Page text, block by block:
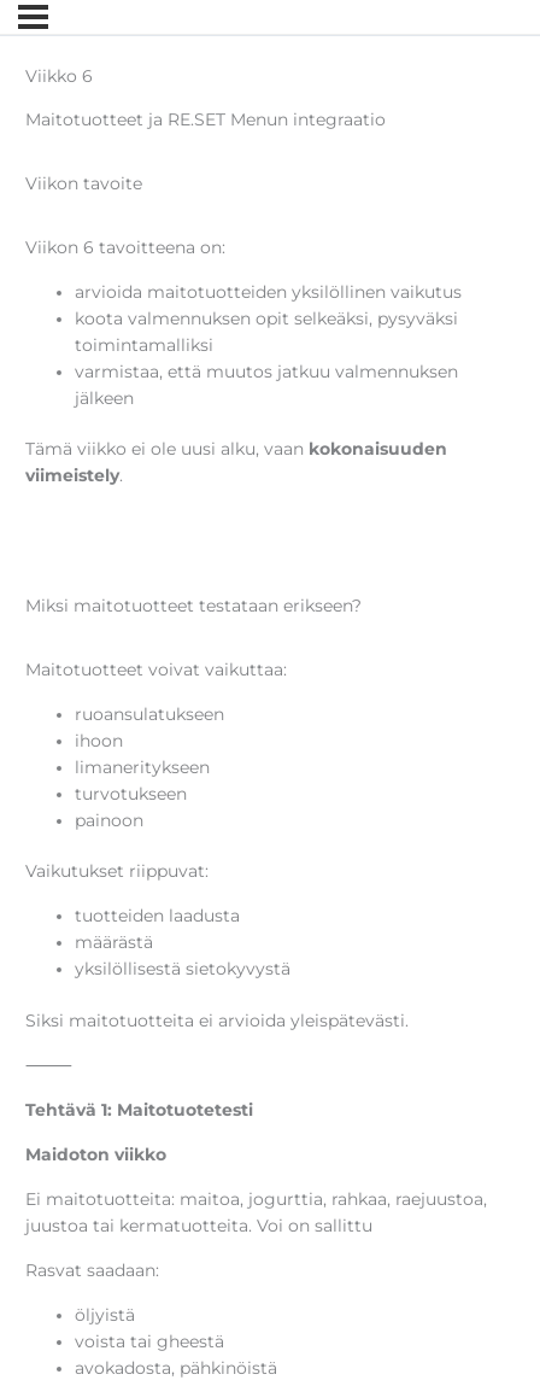
Viikko 6
Maitotuotteet ja RE.SET Menun integraatio
Viikon tavoite
Viikon 6 tavoitteena on:
arvioida maitotuotteiden yksilöllinen vaikutus
koota valmennuksen opit selkeäksi, pysyväksi
toimintamalliksi
varmistaa, että muutos jatkuu valmennuksen
jälkeen
Tämä viikko ei ole uusi alku, vaan kokonaisuuden
viimeistely.
Miksi maitotuotteet testataan erikseen?
Maitotuotteet voivat vaikuttaa:
ruoansulatukseen
ihoon
limaneritykseen
turvotukseen
painoon
Vaikutukset riippuvat:
tuotteiden laadusta
määrästä
yksilöllisestä sietokyvystä
Siksi maitotuotteita ei arvioida yleispätevästi.
⸻
Tehtävä 1: Maitotuotetesti
Maidoton viikko
Ei maitotuotteita: maitoa, jogurttia, rahkaa, raejuustoa,
juustoa tai kermatuotteita. Voi on sallittu
Rasvat saadaan:
öljyistä
voista tai gheestä
avokadosta, pähkinöistä